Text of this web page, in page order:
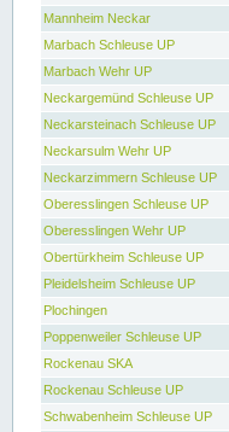
Mannheim Neckar
Marbach Schleuse UP
Marbach Wehr UP
Neckargemünd Schleuse UP
Neckarsteinach Schleuse UP
Neckarsulm Wehr UP
Neckarzimmern Schleuse UP
Oberesslingen Schleuse UP
Oberesslingen Wehr UP
Obertürkheim Schleuse UP
Pleidelsheim Schleuse UP
Plochingen
Poppenweiler Schleuse UP
Rockenau SKA
Rockenau Schleuse UP
Schwabenheim Schleuse UP